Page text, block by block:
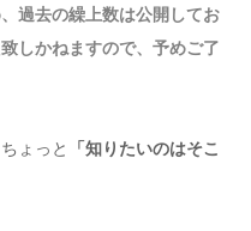
過去の繰上数は公開してお
しかねますので、予めご了
ょっと
「知りたいのはそこ